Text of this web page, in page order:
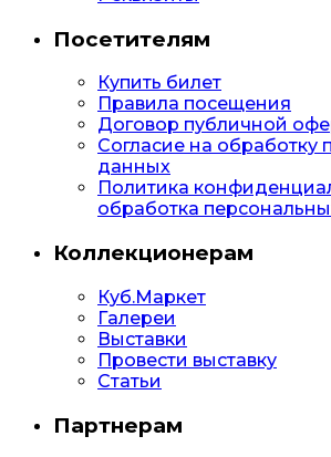
Посетителям
Купить билет
Правила посещения
Договор публичной
Согласие на обработку
данных
Политика
обработка
Коллекционерам
Куб.Маркет
Галереи
Выставки
Провести выставку
Статьи
Партнерам